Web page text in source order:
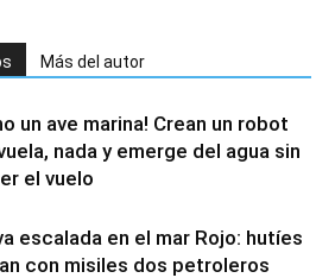
Más del autor
un ave marina! Crean un robot
nada y emerge del agua sin
el vuelo
escalada en el mar Rojo: hutíes
con misiles dos petroleros